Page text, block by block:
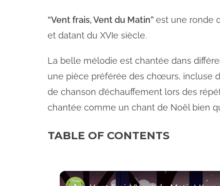
“Vent frais, Vent du Matin” est une ronde
et datant du XVIe siècle.
La belle mélodie est chantée dans
une pièce préférée des chœurs, incluse
de chanson d’échauffement lors des
chantée comme un chant de Noël bien
TABLE OF CONTENTS